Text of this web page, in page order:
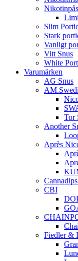
Slim
Stark
Vanligt
Vitt Snus
White
Varumärken
AG Snus
Tor
Another
Après
CBI
Fiedler &